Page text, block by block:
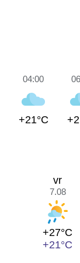
04:00
+21°C
vr
7.08
+27°C
+21°C